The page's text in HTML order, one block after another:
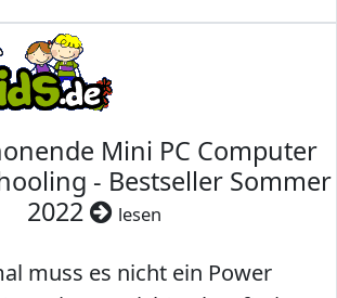
Mini PC Computer
- Bestseller Sommer
2022
lesen
muss es nicht ein Power